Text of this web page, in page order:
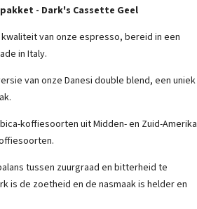
- Dark's Cassette Geel
van onze espresso, bereid in een
in Italy.
van onze Danesi double blend, een uniek
koffiesoorten uit Midden- en Zuid-Amerika
tussen zuurgraad en bitterheid te
is de zoetheid en de nasmaak is helder en